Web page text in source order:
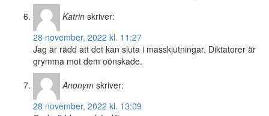
Katrin skriver:
28 november, 2022 kl. 11:27
Jag är rädd att det kan sluta i masskjutningar. Diktatorer är
grymma mot dem oönskade.
Anonym skriver:
28 november, 2022 kl. 13:09